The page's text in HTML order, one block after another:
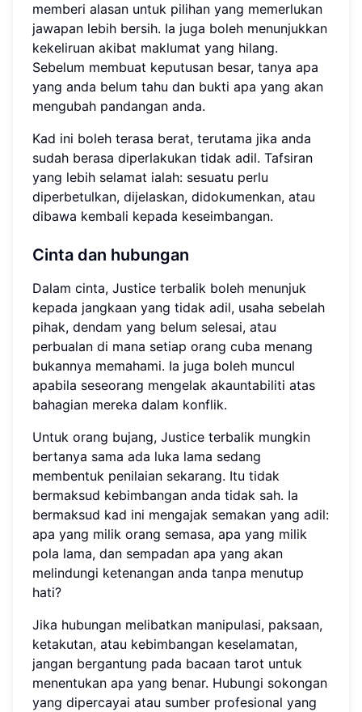
memberi alasan untuk pilihan yang memerlukan
jawapan lebih bersih. Ia juga boleh menunjukkan
kekeliruan akibat maklumat yang hilang.
Sebelum membuat keputusan besar, tanya apa
yang anda belum tahu dan bukti apa yang akan
mengubah pandangan anda.
Kad ini boleh terasa berat, terutama jika anda
sudah berasa diperlakukan tidak adil. Tafsiran
yang lebih selamat ialah: sesuatu perlu
diperbetulkan, dijelaskan, didokumenkan, atau
dibawa kembali kepada keseimbangan.
Cinta dan hubungan
Dalam cinta, Justice terbalik boleh menunjuk
kepada jangkaan yang tidak adil, usaha sebelah
pihak, dendam yang belum selesai, atau
perbualan di mana setiap orang cuba menang
bukannya memahami. Ia juga boleh muncul
apabila seseorang mengelak akauntabiliti atas
bahagian mereka dalam konflik.
Untuk orang bujang, Justice terbalik mungkin
bertanya sama ada luka lama sedang
membentuk penilaian sekarang. Itu tidak
bermaksud kebimbangan anda tidak sah. Ia
bermaksud kad ini mengajak semakan yang adil:
apa yang milik orang semasa, apa yang milik
pola lama, dan sempadan apa yang akan
melindungi ketenangan anda tanpa menutup
hati?
Jika hubungan melibatkan manipulasi, paksaan,
ketakutan, atau kebimbangan keselamatan,
jangan bergantung pada bacaan tarot untuk
menentukan apa yang benar. Hubungi sokongan
yang dipercayai atau sumber profesional yang